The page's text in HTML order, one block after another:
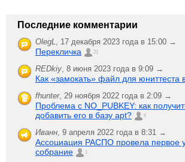
Последние комментарии
OlegL 17 декабря 2023 года в 15:00 →
Перекличка 21
REDkiy 8 июня 2023 года в 9:09 →
Как «замокать» файл для юниттеста
fhunter, 29 ноября 2022 года в 2:09 →
Проблема с NO_PUBKEY: как
добавить его в базу apt?
6
Иванн 9 апреля 2022 года в 8:31 →
Ассоциация РАСПО провела первое
собрание
1